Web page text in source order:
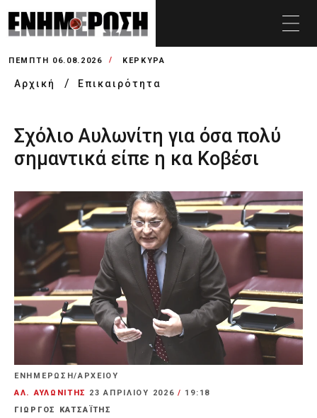
ΠΈΜΠΤΗ 06.08.2026 ΚΕΡΚΥΡΑ
Αρχική Επικαιρότητα
Σχόλιο Αυλωνίτη για όσα πολύ
σημαντικά είπε η κα Κοβέσι
ΕΝΗΜΕΡΩΣΗ/ΑΡΧΕΙΟΥ
ΑΛ. ΑΥΛΩΝΙΤΗΣ
23 ΑΠΡΙΛΊΟΥ 2026/ 19:18
ΓΙΩΡΓΟΣ ΚΑΤΣΑΪΤΗΣ